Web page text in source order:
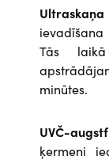
Tās
minūtes.
UVČ-
ķermeni